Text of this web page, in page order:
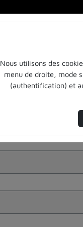
Nous utilisons des
menu de droite, mode
(authentification) et